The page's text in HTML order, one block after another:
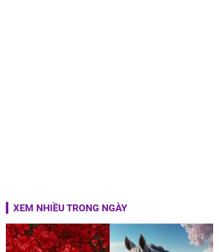
XEM NHIỀU TRONG NGÀY